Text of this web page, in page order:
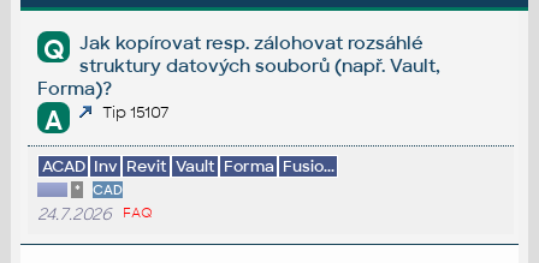
Q
Jak kopírovat resp. zálohovat rozsáhlé
struktury datových souborů (např. Vault,
Forma)?
A Tip 15107
ACAD Inv Revit Vault Forma Fusio...
* CAD
24.7.2026 FAQ